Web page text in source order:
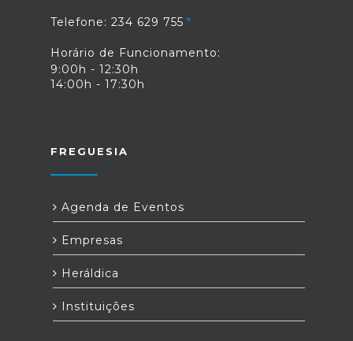
Telefone: 234 629 755
Horário de Funcionamento:
9:00h - 12:30h
14:00h - 17:30h
FREGUESIA
Agenda de Eventos
Empresas
Heráldica
Instituições